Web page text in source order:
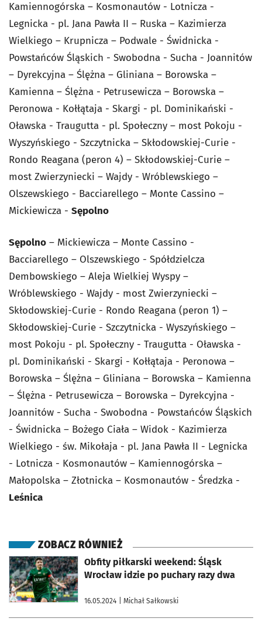
Kamiennogórska – Kosmonautów - Lotnicza -
Legnicka - pl. Jana Pawła II – Ruska – Kazimierza
Wielkiego – Krupnicza – Podwale - Świdnicka -
Powstańców Śląskich - Swobodna - Sucha - Joannitów
– Dyrekcyjna – Ślężna – Gliniana – Borowska –
Kamienna – Ślężna - Petrusewicza – Borowska –
Peronowa - Kołłątaja - Skargi - pl. Dominikański -
Oławska - Traugutta - pl. Społeczny – most Pokoju -
Wyszyńskiego - Szczytnicka – Skłodowskiej-Curie -
Rondo Reagana (peron 4) – Skłodowskiej-Curie –
most Zwierzyniecki – Wajdy - Wróblewskiego –
Olszewskiego - Bacciarellego – Monte Cassino –
Mickiewicza - Sępolno
Sępolno – Mickiewicza – Monte Cassino -
Bacciarellego – Olszewskiego - Spółdzielcza
Dembowskiego – Aleja Wielkiej Wyspy –
Wróblewskiego - Wajdy - most Zwierzyniecki –
Skłodowskiej-Curie - Rondo Reagana (peron 1) –
Skłodowskiej-Curie - Szczytnicka - Wyszyńskiego –
most Pokoju - pl. Społeczny - Traugutta - Oławska -
pl. Dominikański - Skargi - Kołłątaja - Peronowa –
Borowska – Ślężna – Gliniana – Borowska – Kamienna
– Ślężna - Petrusewicza – Borowska – Dyrekcyjna -
Joannitów - Sucha - Swobodna - Powstańców Śląskich
- Świdnicka – Bożego Ciała – Widok - Kazimierza
Wielkiego - św. Mikołaja - pl. Jana Pawła II - Legnicka
- Lotnicza - Kosmonautów – Kamiennogórska –
Małopolska – Złotnicka – Kosmonautów - Średzka -
Leśnica
ZOBACZ RÓWNIEŻ
Obfity piłkarski weekend: Śląsk
Wrocław idzie po puchary razy dwa
16.05.2024 | Michał Sałkowski
otworzy się w nowej karcie